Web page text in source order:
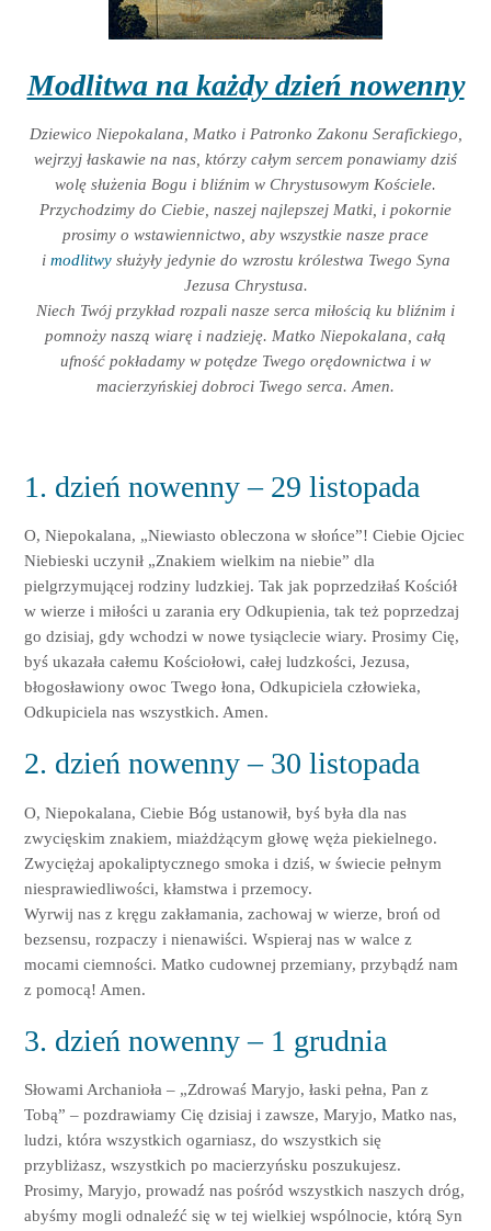
Modlitwa na każdy dzień nowenny
Dziewico Niepokalana, Matko i Patronko Zakonu Serafickiego,
wejrzyj łaskawie na nas, którzy całym sercem ponawiamy dziś
wolę służenia Bogu i bliźnim w Chrystusowym Kościele.
Przychodzimy do Ciebie, naszej najlepszej Matki, i pokornie
prosimy o wstawiennictwo, aby wszystkie nasze prace
i modlitwysłużyły jedynie do wzrostu królestwa Twego Syna
Jezusa Chrystusa.
Niech Twój przykład rozpali nasze serca miłością ku bliźnim i
pomnoży naszą wiarę i nadzieję. Matko Niepokalana, całą
ufność pokładamy w potędze Twego orędownictwa i w
macierzyńskiej dobroci Twego serca. Amen.
1. dzień nowenny – 29 listopada
O, Niepokalana, „Niewiasto obleczona w słońce”! Ciebie Ojciec
Niebieski uczynił „Znakiem wielkim na niebie” dla
pielgrzymującej rodziny ludzkiej. Tak jak poprzedziłaś Kościół
w wierze i miłości u zarania ery Odkupienia, tak też poprzedzaj
go dzisiaj, gdy wchodzi w nowe tysiąclecie wiary. Prosimy Cię,
byś ukazała całemu Kościołowi, całej ludzkości, Jezusa,
błogosławiony owoc Twego łona, Odkupiciela człowieka,
Odkupiciela nas wszystkich. Amen.
2. dzień nowenny – 30 listopada
O, Niepokalana, Ciebie Bóg ustanowił, byś była dla nas
zwycięskim znakiem, miażdżącym głowę węża piekielnego.
Zwyciężaj apokaliptycznego smoka i dziś, w świecie pełnym
niesprawiedliwości, kłamstwa i przemocy.
Wyrwij nas z kręgu zakłamania, zachowaj w wierze, broń od
bezsensu, rozpaczy i nienawiści. Wspieraj nas w walce z
mocami ciemności. Matko cudownej przemiany, przybądź nam
z pomocą! Amen.
3. dzień nowenny – 1 grudnia
Słowami Archanioła – „Zdrowaś Maryjo, łaski pełna, Pan z
Tobą” – pozdrawiamy Cię dzisiaj i zawsze, Maryjo, Matko nas,
ludzi, która wszystkich ogarniasz, do wszystkich się
przybliżasz, wszystkich po macierzyńsku poszukujesz.
Prosimy, Maryjo, prowadź nas pośród wszystkich naszych dróg,
abyśmy mogli odnaleźć się w tej wielkiej wspólnocie, którą Syn